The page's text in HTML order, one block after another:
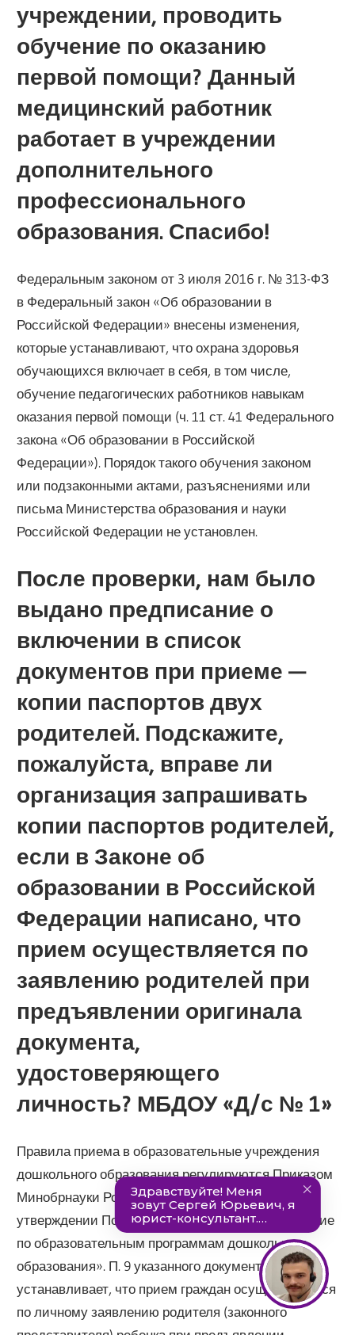
учреждении, проводить
обучение по оказанию
первой помощи? Данный
медицинский работник
работает в учреждении
дополнительного
профессионального
образования. Спасибо!
Федеральным законом от 3 июля 2016 г. № 313-ФЗ
в Федеральный закон «Об образовании в
Российской Федерации» внесены изменения,
которые устанавливают, что охрана здоровья
обучающихся включает в себя, в том числе,
обучение педагогических работников навыкам
оказания первой помощи (ч. 11 ст. 41 Федерального
закона «Об образовании в Российской
Федерации»). Порядок такого обучения законом
или подзаконными актами, разъяснениями или
письма Министерства образования и науки
Российской Федерации не установлен.
После проверки, нам было
выдано предписание о
включении в список
документов при приеме —
копии паспортов двух
родителей. Подскажите,
пожалуйста, вправе ли
организация запрашивать
копии паспортов родителей,
если в Законе об
образовании в Российской
Федерации написано, что
прием осуществляется по
заявлению родителей при
предъявлении оригинала
документа,
удостоверяющего
личность? МБДОУ «Д/с № 1»
Правила приема в образовательные учреждения
дошкольного образования регулируются Приказом
Минобрнауки России от 08.04.2014 N 293 «Об
утверждении Порядка приема граждан на обучение
по образовательным программам дошкольного
образования». П. 9 указанного документа
устанавливает, что прием граждан осуществляется
по личному заявлению родителя (законного